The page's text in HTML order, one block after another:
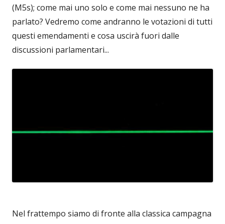
(M5s); come mai uno solo e come mai nessuno ne ha
parlato? Vedremo come andranno le votazioni di tutti
questi emendamenti e cosa uscirà fuori dalle
discussioni parlamentari...
Nel frattempo siamo di fronte alla classica campagna